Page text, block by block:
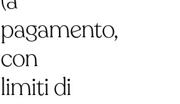
pagamento,
con
limiti di